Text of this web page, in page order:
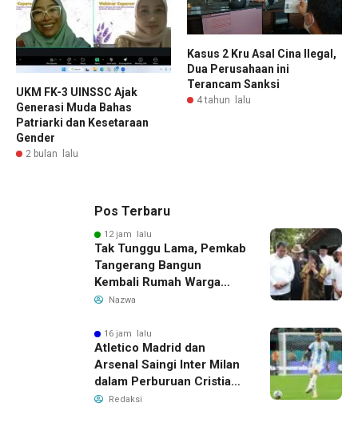
UKM FK-3 UINSSC Ajak
Generasi Muda Bahas
Patriarki dan Kesetaraan
Gender
2 bulan lalu
Kasus 2 Kru Asal Cina Ilegal,
Dua Perusahaan ini
Terancam Sanksi
4 tahun lalu
Pos Terbaru
12 jam lalu
Tak Tunggu Lama, Pemkab
Tangerang Bangun
Kembali Rumah Warga
yang Roboh Akibat Puting
Nazwa
16 jam lalu
Atletico Madrid dan
Arsenal Saingi Inter Milan
dalam Perburuan Cristian
Romero, Transfer Bek
Redaksi